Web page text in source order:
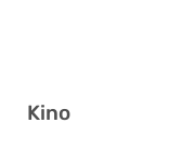
Kino